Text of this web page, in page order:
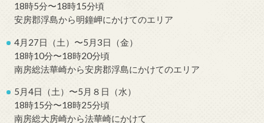
18時5分〜18時15分頃
安房郡浮島から明鐘岬にかけてのエリア
4月27日（土）〜5月3日（金）
18時10分〜18時20分頃
南房総法華崎から安房郡浮島にかけてのエリア
5月4日（土）〜5月８日（水）
18時15分〜18時25分頃
南房総大房崎から法華崎にかけて